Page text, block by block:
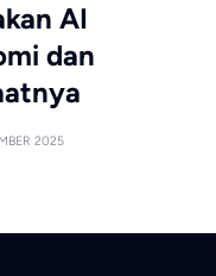
AI
dan
2025